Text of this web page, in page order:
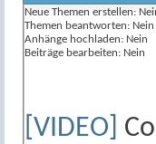
Neue Themen erstellen:
Themen beantworten: Nein
Anhänge hochladen: Nein
Beiträge bearbeiten: Nein
[VIDEO]